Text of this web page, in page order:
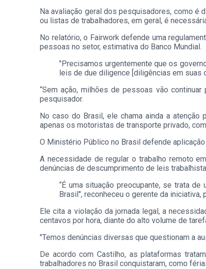
Na avaliação geral dos pesquisadores, como
ou listas de trabalhadores, em geral, é
No relatório, o Fairwork defende uma
pessoas no setor, estimativa do Banco Mundial.
"Precisamos urgentemente que os
leis de due diligence [diligências em suas
“Sem ação, milhões de pessoas vão
pesquisador.
No caso do Brasil, ele chama ainda a
apenas os motoristas de transporte privado,
O Ministério Público no Brasil defende
A necessidade de regular o trabalho remoto
denúncias de descumprimento de leis
“É uma situação preocupante, se trata
Brasil", reconheceu o gerente da iniciativa,
Ele cita a violação da jornada legal, a
centavos por hora, diante do alto volume de
"Temos denúncias diversas que questionam a
De acordo com Castilho, as plataformas
trabalhadores no Brasil conquistaram, como